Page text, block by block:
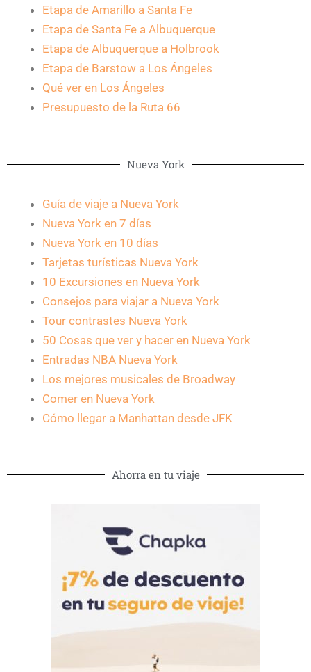
Etapa de Amarillo a Santa Fe
Etapa de Santa Fe a Albuquerque
Etapa de Albuquerque a Holbrook
Etapa de Barstow a Los Ángeles
Qué ver en Los Ángeles
Presupuesto de la Ruta 66
Nueva York
Guía de viaje a Nueva York
Nueva York en 7 días
Nueva York en 10 días
Tarjetas turísticas Nueva York
10 Excursiones en Nueva York
Consejos para viajar a Nueva York
Tour contrastes Nueva York
50 Cosas que ver y hacer en Nueva York
Entradas NBA Nueva York
Los mejores musicales de Broadway
Comer en Nueva York
Cómo llegar a Manhattan desde JFK
Ahorra en tu viaje